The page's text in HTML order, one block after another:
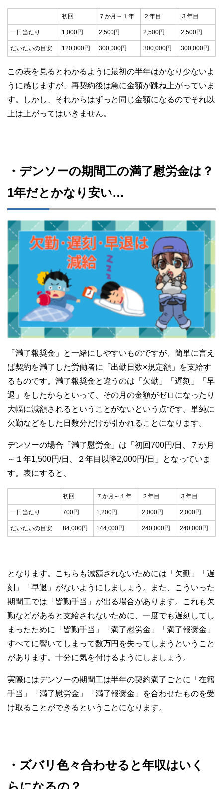
初回 ７か月～１年 ２年目 ３年目
一日当たり 1,000円 2,500円 2,500円 2,500円
だいたいの目安 120,000円 300,000円 300,000円 300,000円
この表を見るとわかるように最初の半年はかなり少ないよ
うに感じますが、再契約後は急に金額が跳ね上がっていま
す。しかし、それからはずっと同じ金額になるのでそれ以
上は上がってはいきません。
・デンソーの期間工の満了慰労金は？
1年だとかなり安い…
「満了報奨金」と一緒にしやすいものですが、簡単に言え
ば契約を満了した労働者に「出勤日数×規定額」を支給す
るものです。満了報奨金と違うのは「欠勤」「遅刻」「早
退」をしたからといって、その月の金額がゼロになったり
大幅に減額されるということがないという点です。単純に
欠勤などをした日数分だけが引かれることになります。
デンソーの場合「満了慰労金」は「初回700円/日、７か月
～１年1,500円/日、２年目以降2,000円/日」となっていま
す。表にすると、
初回 ７か月～１年 ２年目 ３年目
一日当たり 700円 1,200円 2,000円 2,000円
だいたいの目安 84,000円 144,000円 240,000円 240,000円
となります。こちらも減額されないためには「欠勤」「遅
刻」「早退」がないようにしましょう。また、こういった
期間工では「皆勤手当」が出る場合があります。これも欠
勤などがあると支給されないために、一度でも遅刻してし
まったために「皆勤手当」「満了慰労金」「満了報奨金」
すべてに響いてしまって数万円を失ってしまうということ
があります。十分に気を付けるようにしましょう。
実際にはデンソーの期間工は半年の契約満了ごとに「在籍
手当」「満了慰労金」「満了報奨金」を合わせたものを受
け取ることができるということになります。
・ズバリ色々合わせると年収はいく
らになるの？